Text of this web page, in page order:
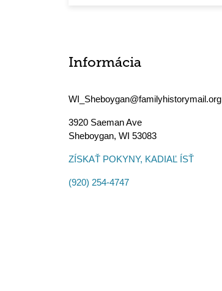
Informácia
WI_Sheboygan@familyhistorymail.org
3920 Saeman Ave
Sheboygan, WI 53083
ZÍSKAŤ POKYNY, KADIAĽ ÍSŤ
(920) 254-4747